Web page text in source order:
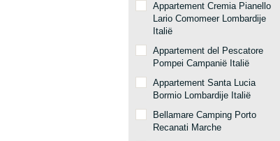
Appartement Cremia Pianello
Lario Comomeer Lombardije
Italië
Appartement del Pescatore
Pompei Campanië Italië
Appartement Santa Lucia
Bormio Lombardije Italië
Bellamare Camping Porto
Recanati Marche